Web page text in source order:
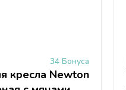
34 Бонуса
кресла Newton